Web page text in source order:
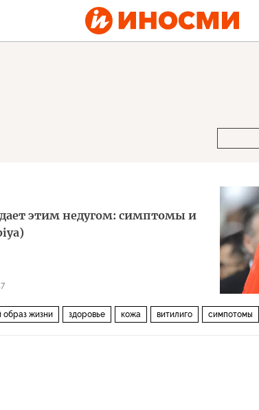
этим недугом: симптомы и
образ жизни здоровье кожа витилиго симпотомы